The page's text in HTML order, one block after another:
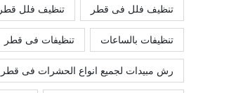
تنظيف فلل فى قطر تنظيف فلل قطر
تنظيفات بالساعات تنظيفات فى قطر
رش مبيدات لجميع انواع الحشرات فى قطر